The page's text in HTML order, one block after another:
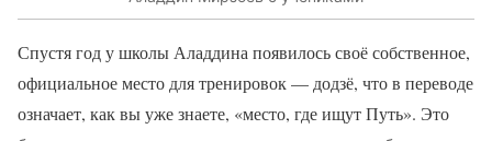
Спустя год у школы Аладдина появилось своё собственное,
официальное место для тренировок — додзё, что в переводе
означает, как вы уже знаете, «место, где ищут Путь». Это